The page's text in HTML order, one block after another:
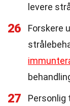
levere
26
Forskere
27
Personlig